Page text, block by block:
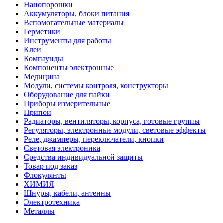
Нанопорошки
Аккумуляторы, блоки питания
Вспомогательные материалы
Герметики
Инструменты для работы
Клеи
Компаунды
Компоненты электронные
Медицина
Модули, системы контроля, конструкторы
Оборудование для пайки
Приборы измерительные
Припои
Радиаторы, вентиляторы, корпуса, готовые группы
Регуляторы, электронные модули, световые эффекты
Реле, джамперы, переключатели, кнопки
Световая электроника
Средства индивидуальной защиты
Товар под заказ
Флокулянты
ХИМИЯ
Шнуры, кабели, антенны
Электротехника
Металлы